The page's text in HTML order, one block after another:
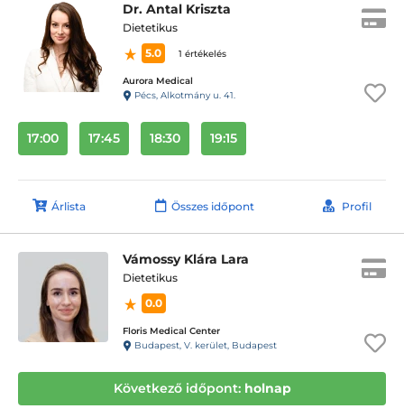
Dr. Antal Kriszta
Dietetikus
5.0
1 értékelés
Aurora Medical
Pécs, Alkotmány u. 41.
17:00 17:45 18:30 19:15
Árlista Összes időpont Profil
Vámossy Klára Lara
Dietetikus
0.0
Floris Medical Center
Budapest, V. kerület, Budapest
Következő időpont: holnap